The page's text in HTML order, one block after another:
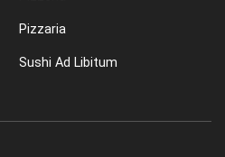
Pizzaria
Sushi Ad Libitum